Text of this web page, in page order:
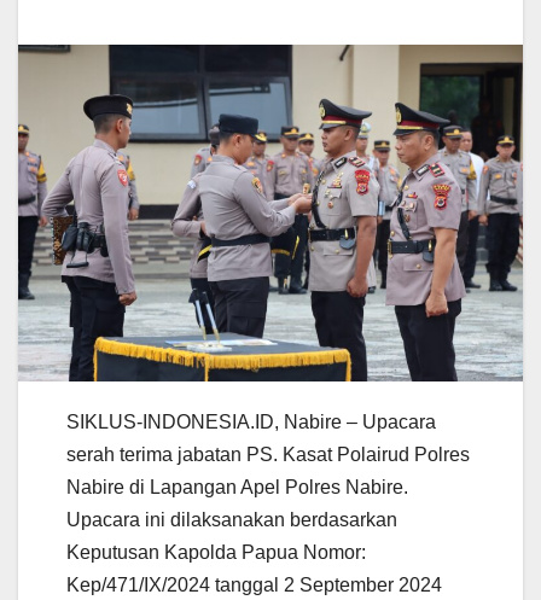
SIKLUS-INDONESIA.ID, Nabire – Upacara
serah terima jabatan PS. Kasat Polairud Polres
Nabire di Lapangan Apel Polres Nabire.
Upacara ini dilaksanakan berdasarkan
Keputusan Kapolda Papua Nomor:
Kep/471/IX/2024 tanggal 2 September 2024